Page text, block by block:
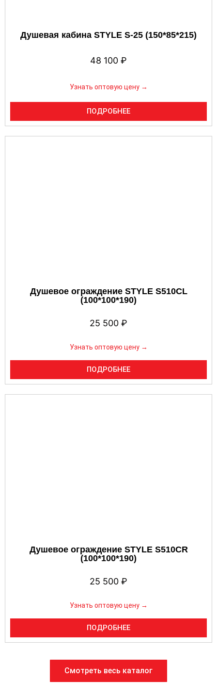
Душевая кабина STYLE S-25 (150*85*215)
48 100 ₽
Узнать оптовую цену →
ПОДРОБНЕЕ
Душевое ограждение STYLE S510CL
(100*100*190)
25 500 ₽
Узнать оптовую цену →
ПОДРОБНЕЕ
Душевое ограждение STYLE S510CR
(100*100*190)
25 500 ₽
Узнать оптовую цену →
ПОДРОБНЕЕ
Смотреть весь каталог